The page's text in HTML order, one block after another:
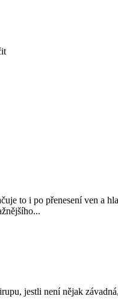
to i po přenesení ven a
jestli není nějak